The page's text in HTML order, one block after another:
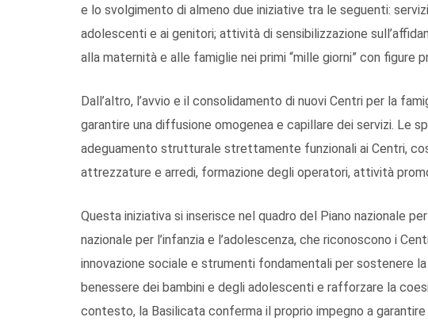
e lo svolgimento di almeno due iniziative tra le seguenti:
adolescenti e ai genitori; attività di sensibilizzazione
alla maternità e alle famiglie nei primi “mille giorni” con figure
Dall’altro, l’avvio e il consolidamento di nuovi Centri per la
garantire una diffusione omogenea e capillare dei servizi. Le
adeguamento strutturale strettamente funzionali ai Centri,
attrezzature e arredi, formazione degli operatori, attività
Questa iniziativa si inserisce nel quadro del Piano nazionale
nazionale per l’infanzia e l’adolescenza, che riconoscono i
innovazione sociale e strumenti fondamentali per sostenere
benessere dei bambini e degli adolescenti e rafforzare la
contesto, la Basilicata conferma il proprio impegno a